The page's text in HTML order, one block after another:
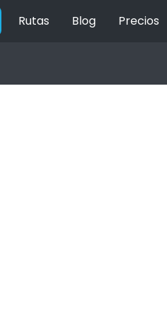
Rutas Blog Precios